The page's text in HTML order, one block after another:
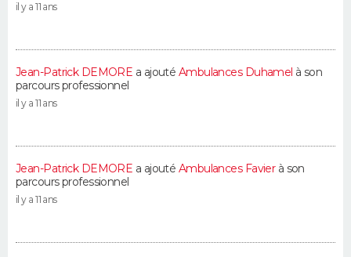
il y a 11 ans
Jean-Patrick DEMORE a ajouté Ambulances Duhamel à son
parcours professionnel
il y a 11 ans
Jean-Patrick DEMORE a ajouté Ambulances Favier à son
parcours professionnel
il y a 11 ans